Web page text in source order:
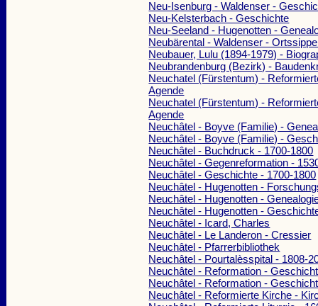
Neu-Isenburg - Waldenser -
Neu-Kelsterbach - Geschichte
Neu-Seeland - Hugenotten -
Neubärental - Waldenser -
Neubauer, Lulu (1894-1979) -
Neubrandenburg (Bezirk) -
Neuchatel (Fürstentum) -
Agende
Neuchatel (Fürstentum) -
Agende
Neuchâtel - Boyve (Familie) -
Neuchâtel - Boyve (Familie) -
Neuchâtel - Buchdruck - 1700-1800
Neuchâtel - Gegenreformation -
Neuchâtel - Geschichte - 1700-1800
Neuchâtel - Hugenotten -
Neuchâtel - Hugenotten -
Neuchâtel - Hugenotten -
Neuchâtel - Icard, Charles
Neuchâtel - Le Landeron - Cressier
Neuchâtel - Pfarrerbibliothek
Neuchâtel - Pourtalèsspital - 1808-
Neuchâtel - Reformation -
Neuchâtel - Reformation -
Neuchâtel - Reformierte Kirche -